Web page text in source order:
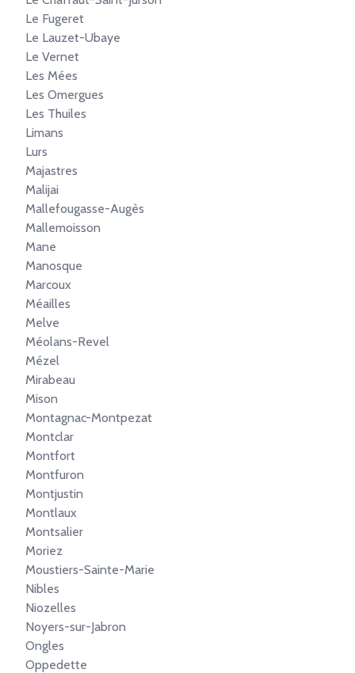
Le Fugeret
Le Lauzet-Ubaye
Le Vernet
Les Mées
Les Omergues
Les Thuiles
Limans
Lurs
Majastres
Malijai
Mallefougasse-Augès
Mallemoisson
Mane
Manosque
Marcoux
Méailles
Melve
Méolans-Revel
Mézel
Mirabeau
Mison
Montagnac-Montpezat
Montclar
Montfort
Montfuron
Montjustin
Montlaux
Montsalier
Moriez
Moustiers-Sainte-Marie
Nibles
Niozelles
Noyers-sur-Jabron
Ongles
Oppedette